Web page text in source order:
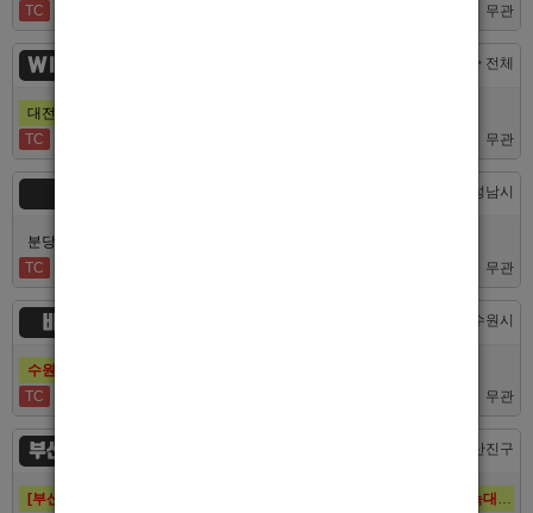
TC 무관
WINNER 대전 > 전체
대전호빠 제일 오래된 박스에서 남보도, 호빠알바를 모집합니다
TC
무관
경기 > 성남시
분당호빠 숨에서 가족처럼 함께일할 알바 분들을 모십니다.
TC
무관
비스트 경기 > 수원시
수원호빠 비스트 인증업소에서 알바 선수 구인합니다
TC
무관
부산 퍼스트 부산 > 부산진구